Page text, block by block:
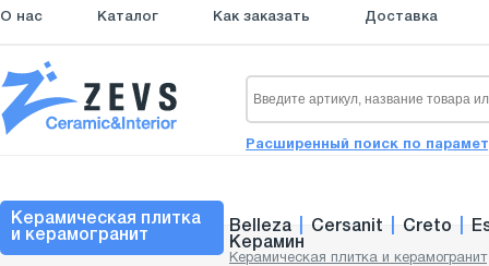
О нас Каталог Как заказать Доставка
Расширенный поиск по
Керамическая плитка
и керамогранит
Belleza Cersanit Creto
Керамин
Керамическая плитка и керамогранит